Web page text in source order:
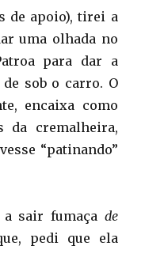
de apoio), tirei a
uma olhada no
para dar a
sob o carro. O
encaixa como
da cremalheira,
“patinando”
a sair fumaça de
pedi que ela